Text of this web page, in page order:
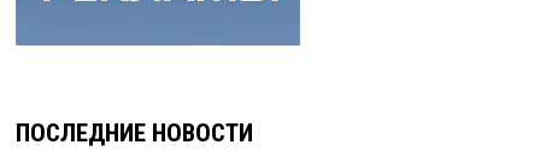
ПОСЛЕДНИЕ НОВОСТИ